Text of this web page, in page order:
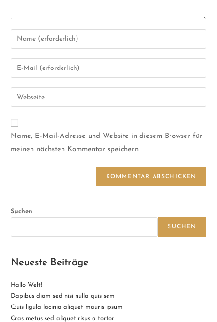
Name, E-Mail-Adresse und Website in diesem Browser für
meinen nächsten Kommentar speichern.
Suchen
SUCHEN
Neueste Beiträge
Hallo Welt!
Dapibus diam sed nisi nulla quis sem
Quis ligula lacinia aliquet mauris ipsum
Cras metus sed aliquet risus a tortor